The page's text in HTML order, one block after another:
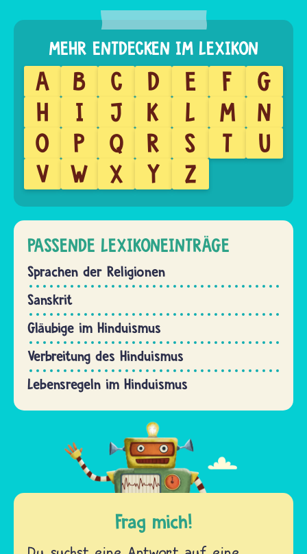
A B C D E F
G
H
I J K L M
N
O
P Q R S T
U
V
W X Y Z
PASSENDE LEXIKONEINTRÄGE
Sprachen der Religionen
Sanskrit
Gläubige im Hinduismus
Verbreitung des Hinduismus
Lebensregeln im Hinduismus
Frag mich!